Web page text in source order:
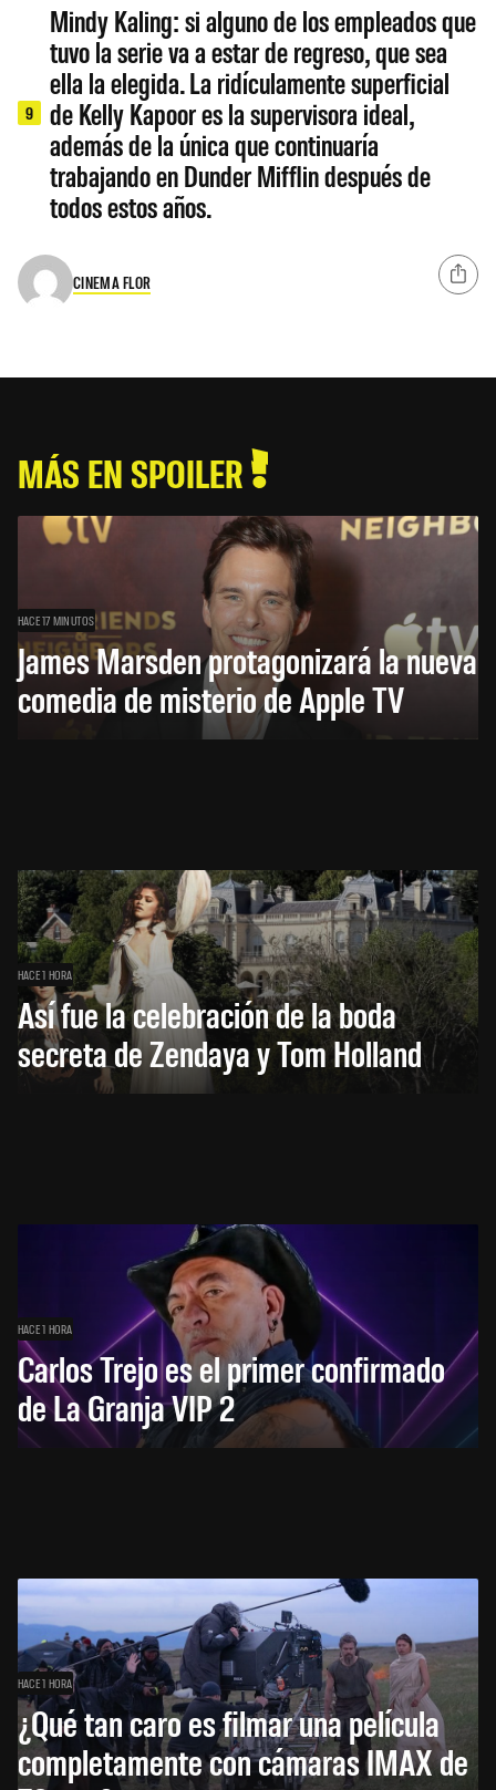
9
Mindy Kaling: si alguno de los empleados que
tuvo la serie va a estar de regreso, que sea
ella la elegida. La ridículamente superficial
de Kelly Kapoor es la supervisora ideal,
además de la única que continuaría
trabajando en Dunder Mifflin después de
todos estos años.
CINEMA FLOR
MÁS EN SPOILER
HACE 17 MINUTOS
James Marsden protagonizará la nueva
comedia de misterio de Apple TV
HACE 1 HORA
Así fue la celebración de la boda
secreta de Zendaya y Tom Holland
HACE 1 HORA
Carlos Trejo es el primer confirmado
de La Granja VIP 2
HACE 1 HORA
¿Qué tan caro es filmar una película
completamente con cámaras IMAX de